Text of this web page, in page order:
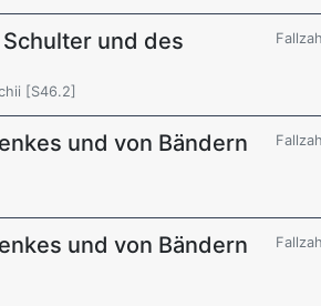
und des
[S46.2]
und von Bändern
und von Bändern